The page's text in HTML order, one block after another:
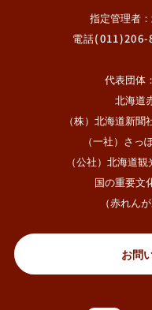
指定管理者
電話(011)206-
代表団体
北海道
（株）北海道新
（一社）さっ
（公社）北海道
国の重要文
（赤れん
お問